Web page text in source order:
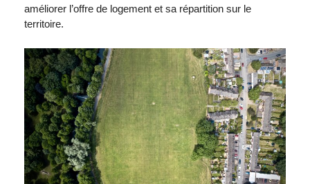
améliorer l’offre de logement et sa répartition sur le
territoire.